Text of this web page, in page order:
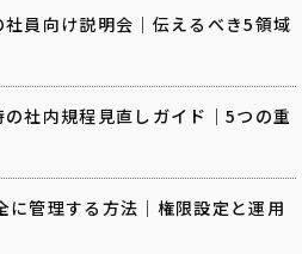
員向け説明会｜伝えるべき5領域
社内規程見直しガイド｜5つの重
に管理する方法｜権限設定と運用